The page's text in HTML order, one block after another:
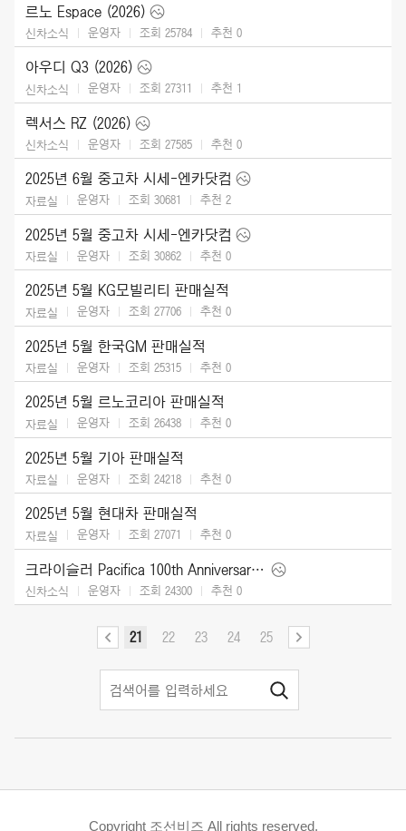
르노 Espace (2026)
신차소식 운영자 조회 25784 추천 0
아우디 Q3 (2026)
신차소식 운영자 조회 27311 추천 1
렉서스 RZ (2026)
신차소식 운영자 조회 27585 추천 0
2025년 6월 중고차 시세-엔카닷컴
자료실 운영자 조회 30681 추천 2
2025년 5월 중고차 시세-엔카닷컴
자료실 운영자 조회 30862 추천 0
2025년 5월 KG모빌리티 판매실적
자료실 운영자 조회 27706 추천 0
2025년 5월 한국GM 판매실적
자료실 운영자 조회 25315 추천 0
2025년 5월 르노코리아 판매실적
자료실 운영자 조회 26438 추천 0
2025년 5월 기아 판매실적
자료실 운영자 조회 24218 추천 0
2025년 5월 현대차 판매실적
자료실 운영자 조회 27071 추천 0
크라이슬러 Pacifica 100th Anniversary Edition (2026)
신차소식 운영자 조회 24300 추천 0
21 22 23 24 25
Copyright 조선비즈 All rights reserved.